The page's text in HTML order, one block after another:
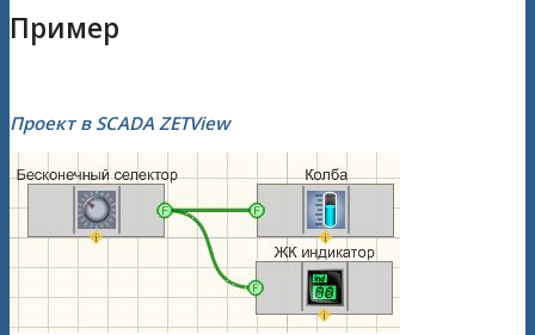
Пример
Проект в SCADA ZETView